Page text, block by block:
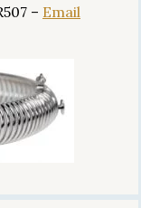
– Email